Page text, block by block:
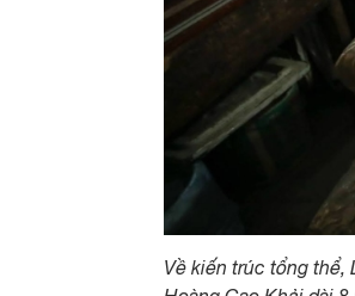
Về kiến ​​trúc tổng thể,